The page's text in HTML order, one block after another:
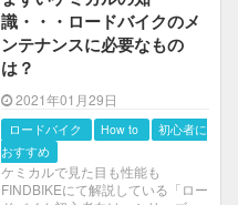
識・・・ロードバイクのメ
ンテナンスに必要なもの
は？
2021年01月29日
ロードバイク How to
初心者におす
すめ
ケミカルで見た目も性能も
FINDBIKEにて解説している「ロー